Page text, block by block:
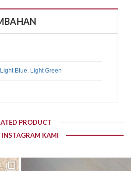
Light Blue Light Green
PRODUCT
KAMI